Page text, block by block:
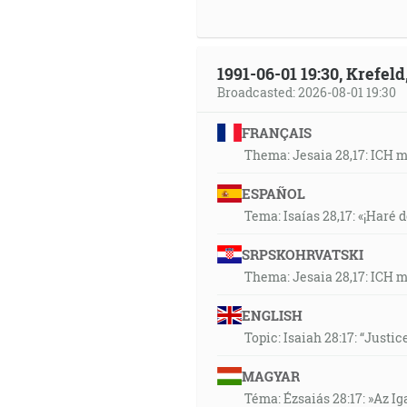
1991-06-01 19:30,
Broadcasted: 2026-08-01 19:30
FRANÇAIS
Thema: Jesaia 28,17: ICH
ESPAÑOL
Tema: Isaías 28,17:
SRPSKOHRVATSKI
Thema: Jesaia 28,17: ICH
ENGLISH
Topic: Isaiah 28:17:
MAGYAR
Téma: Ézsaiás 28:17: »Az